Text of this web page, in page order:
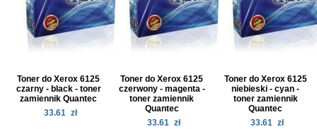
Toner do Xerox 6125
czarny - black - toner
zamiennik Quantec
33.61 zł
Toner do Xerox 6125
czerwony - magenta -
toner zamiennik
Quantec
33.61 zł
Toner do Xerox 6125
niebieski - cyan -
toner zamiennik
Quantec
33.61 zł